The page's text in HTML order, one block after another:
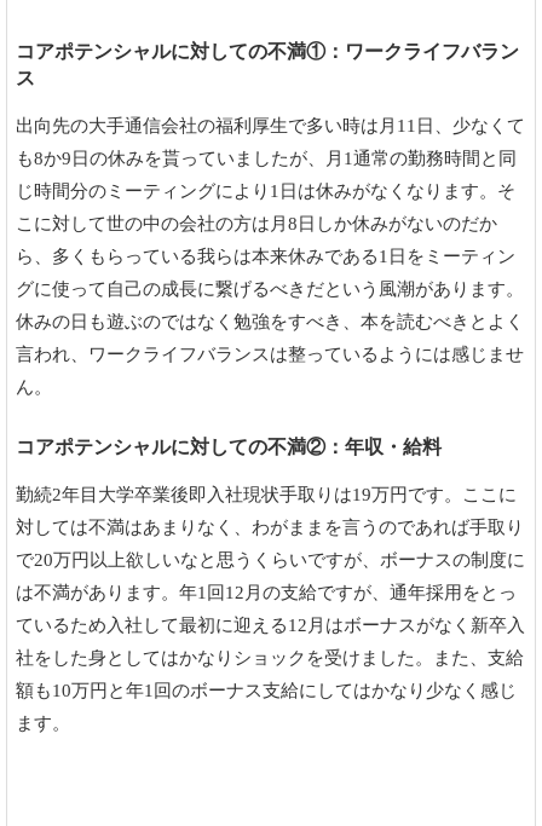
コアポテンシャルに対しての不満①：ワークライフバラン
ス
出向先の大手通信会社の福利厚生で多い時は月11日、少なくて
も8か9日の休みを貰っていましたが、月1通常の勤務時間と同
じ時間分のミーティングにより1日は休みがなくなります。そ
こに対して世の中の会社の方は月8日しか休みがないのだか
ら、多くもらっている我らは本来休みである1日をミーティン
グに使って自己の成長に繋げるべきだという風潮があります。
休みの日も遊ぶのではなく勉強をすべき、本を読むべきとよく
言われ、ワークライフバランスは整っているようには感じませ
ん。
コアポテンシャルに対しての不満②：年収・給料
勤続2年目大学卒業後即入社現状手取りは19万円です。ここに
対しては不満はあまりなく、わがままを言うのであれば手取り
で20万円以上欲しいなと思うくらいですが、ボーナスの制度に
は不満があります。年1回12月の支給ですが、通年採用をとっ
ているため入社して最初に迎える12月はボーナスがなく新卒入
社をした身としてはかなりショックを受けました。また、支給
額も10万円と年1回のボーナス支給にしてはかなり少なく感じ
ます。